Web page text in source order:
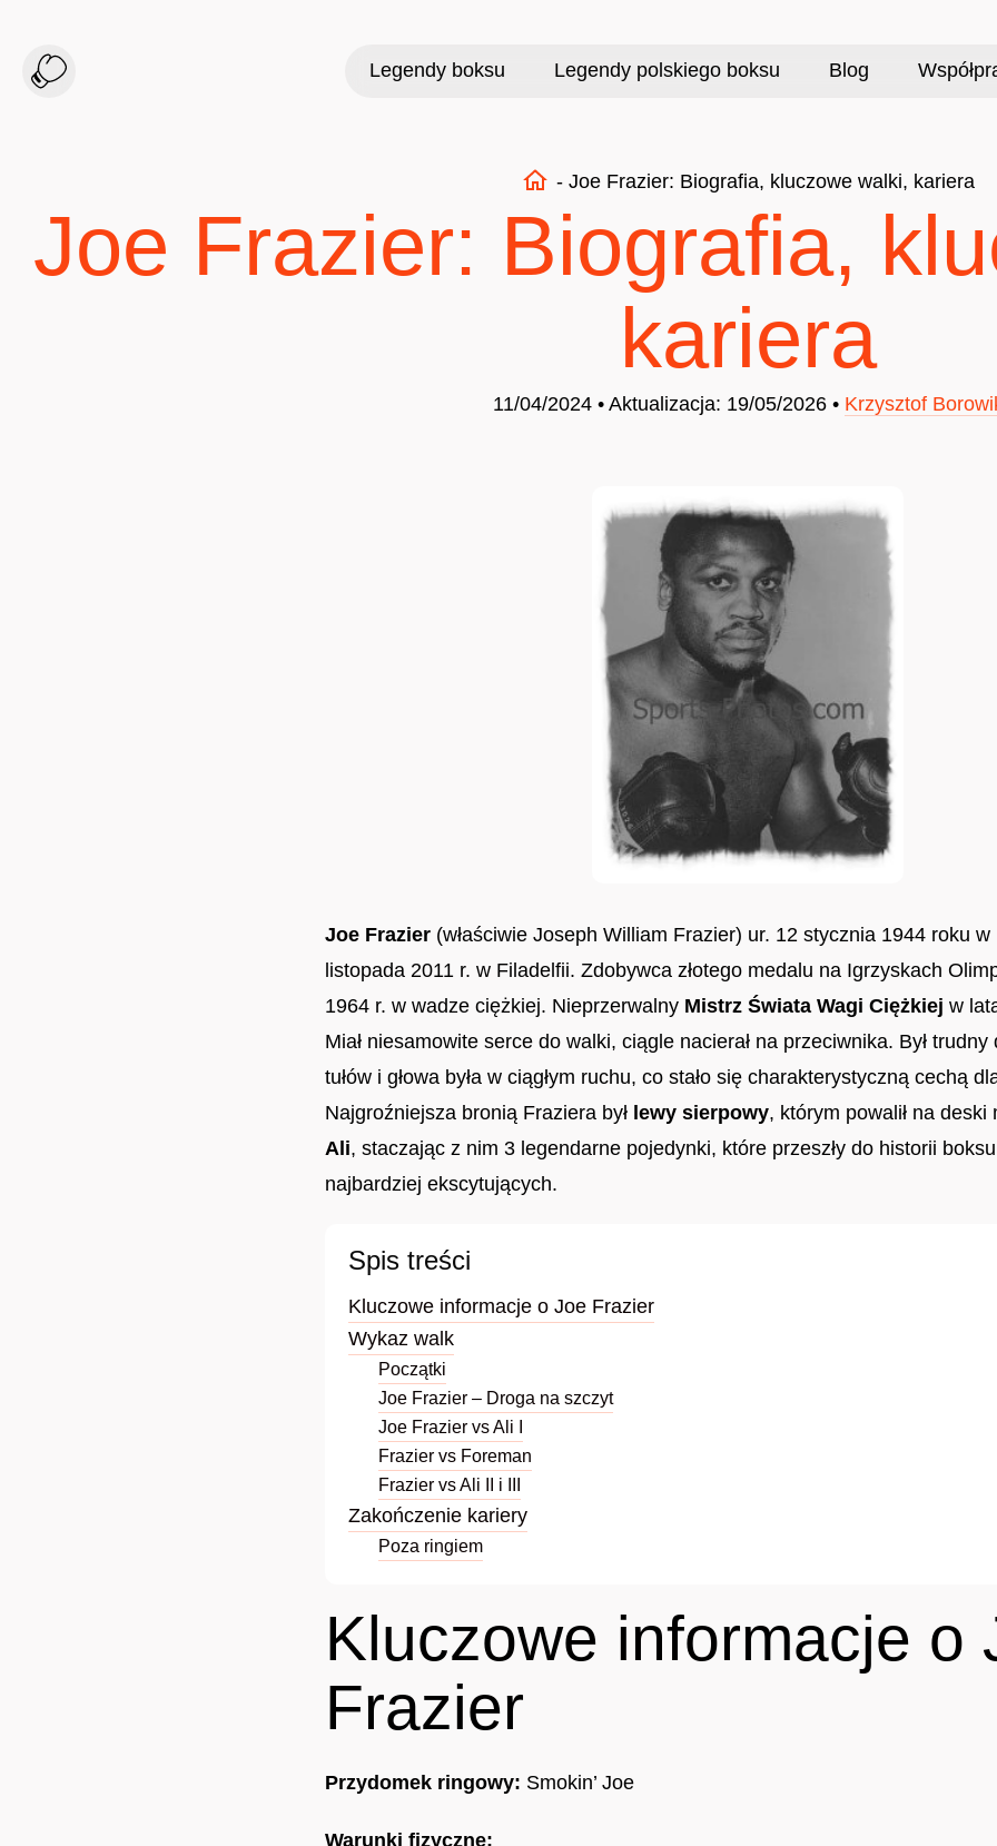
Legendy boksu Legendy polskiego boksu Blog
- Joe Frazier: Biografia, kluczowe walki, kariera
Joe Frazier: Biografia,
kariera
11/04/2024 • Aktualizacja: 19/05/2026 • Krzysztof
Joe Frazier (właściwie Joseph William Frazier) ur. 12 stycznia 1944 roku w
listopada 2011 r. w Filadelfii. Zdobywca złotego medalu na Igrzyskach
1964 r. w wadze ciężkiej. Nieprzerwalny Mistrz Świata Wagi Ciężkiej w
Miał niesamowite serce do walki, ciągle nacierał na przeciwnika. Był
tułów i głowa była w ciągłym ruchu, co stało się charakterystyczną cechą
Najgroźniejsza bronią Fraziera był lewy sierpowy, którym powalił na
Ali, staczając z nim 3 legendarne pojedynki, które przeszły do historii
najbardziej ekscytujących.
Spis treści
Kluczowe informacje o Joe Frazier
Wykaz walk
Początki
Joe Frazier – Droga na szczyt
Joe Frazier vs Ali I
Frazier vs Foreman
Frazier vs Ali II i III
Zakończenie kariery
Poza ringiem
Kluczowe informacje o
Frazier
Przydomek ringowy: Smokin’ Joe
Warunki fizyczne: